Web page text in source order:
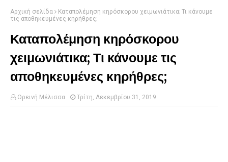
Αρχική σελίδα
Καταπολέμηση κηρόσκορου χειμωνιάτικα; Τι κάνουμε
τις αποθηκευμένες κηρήθρες;
Καταπολέμηση κηρόσκορου
χειμωνιάτικα; Τι κάνουμε τις
αποθηκευμένες κηρήθρες;
Ορεινή Μέλισσα Τρίτη, Δεκεμβρίου 31, 2019